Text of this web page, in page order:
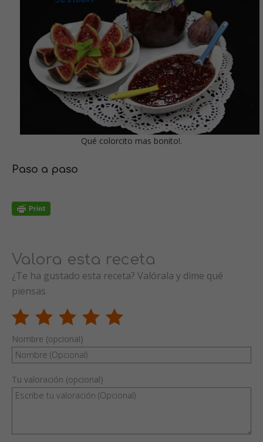
Qué colorcito mas bonito!.
Paso a paso
Valora esta receta
¿Te ha gustado esta receta? Valórala y dime qué
piensas
Nombre (opcional)
Tu valoración (opcional)